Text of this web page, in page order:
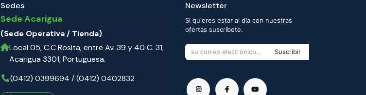
Sedes
Sede Acarigua
(Sede Operativa / Tienda)
Local 05, C.C Rosita, entre Av. 39 y 40 C. 31,
Acarigua 3301, Portuguesa.
(0412) 0399694 / (0412) 0402832
Newsletter
Si quieres estar al día con nuestras
ofertas suscríbete.
Suscribir